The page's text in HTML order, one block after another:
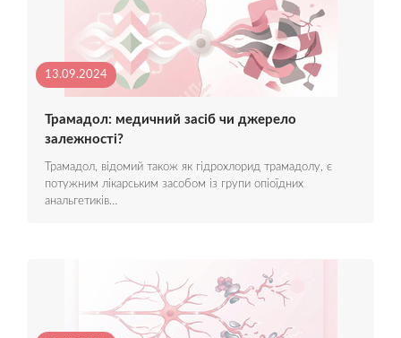
13.09.2024
Трамадол: медичний засіб чи джерело
залежності?
Трамадол, відомий також як гідрохлорид трамадолу, є
потужним лікарським засобом із групи опіоїдних
анальгетиків…